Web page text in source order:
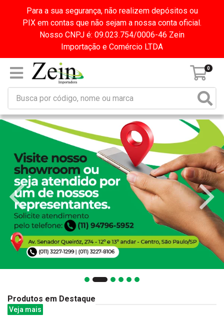
Para a sua segurança, não realizem depósitos ou
PIX em contas que não sejam a nossa conta oficial.
Nosso CNPJ é: 09.023.754/0006-46 Zein
Importação e Comércio LTDA
0
Produtos em Destaque
Veja mais